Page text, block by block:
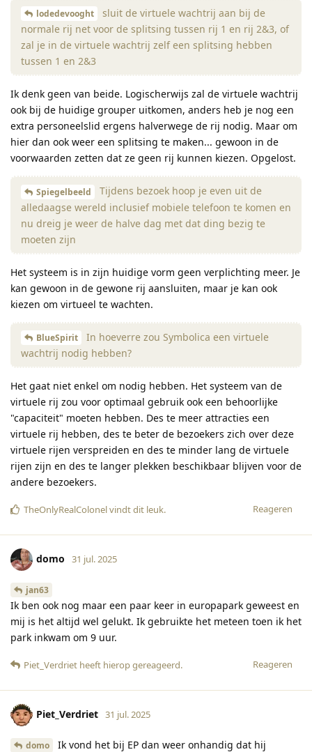
lodedevooght
sluit de virtuele wachtrij aan bij de
normale rij net voor de splitsing tussen rij 1 en rij 2&3, of
zal je in de virtuele wachtrij zelf een splitsing hebben
tussen 1 en 2&3
Ik denk geen van beide. Logischerwijs zal de virtuele wachtrij
ook bij de huidige grouper uitkomen, anders heb je nog een
extra personeelslid ergens halverwege de rij nodig. Maar om
hier dan ook weer een splitsing te maken... gewoon in de
voorwaarden zetten dat ze geen rij kunnen kiezen. Opgelost.
Spiegelbeeld
Tijdens bezoek hoop je even uit de
alledaagse wereld inclusief mobiele telefoon te komen en
nu dreig je weer de halve dag met dat ding bezig te
moeten zijn
Het systeem is in zijn huidige vorm geen verplichting meer. Je
kan gewoon in de gewone rij aansluiten, maar je kan ook
kiezen om virtueel te wachten.
BlueSpirit
In hoeverre zou Symbolica een virtuele
wachtrij nodig hebben?
Het gaat niet enkel om nodig hebben. Het systeem van de
virtuele rij zou voor optimaal gebruik ook een behoorlijke
"capaciteit" moeten hebben. Des te meer attracties een
virtuele rij hebben, des te beter de bezoekers zich over deze
virtuele rijen verspreiden en des te minder lang de virtuele
rijen zijn en des te langer plekken beschikbaar blijven voor de
andere bezoekers.
Reageren
TheOnlyRealColonelvindt dit leuk.
domo 31 jul. 2025
jan63
Ik ben ook nog maar een paar keer in europapark geweest en
mij is het altijd wel gelukt. Ik gebruikte het meteen toen ik het
park inkwam om 9 uur.
Reageren
Piet_Verdriet heeft hierop gereageerd.
Piet_Verdriet 31 jul. 2025
domo Ik vond het bij EP dan weer onhandig dat hij